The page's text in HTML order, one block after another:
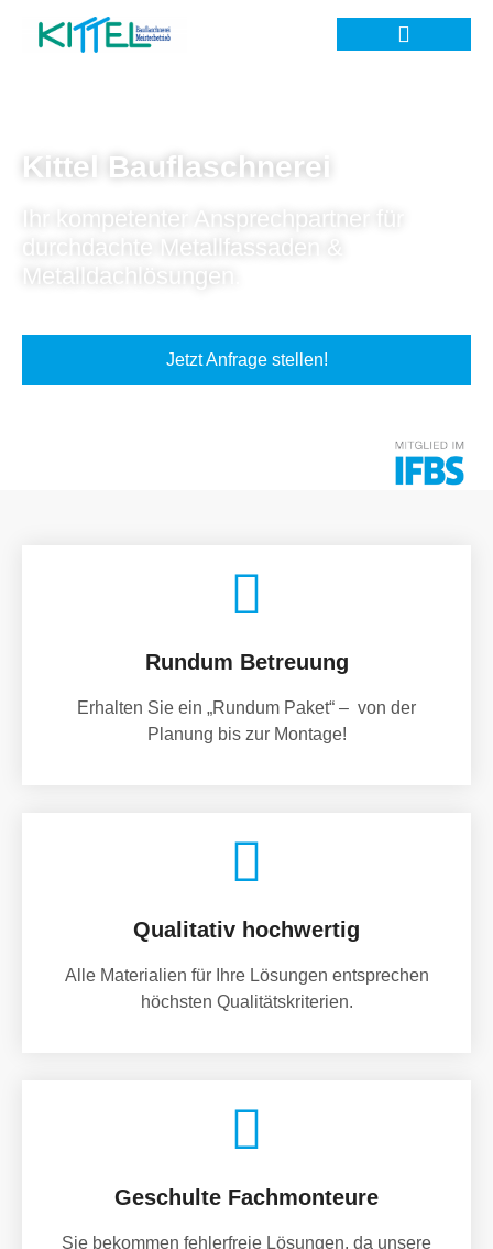
Kittel Bauflaschnerei
Ihr kompetenter Ansprechpartner für
durchdachte Metallfassaden &
Metalldachlösungen.
Jetzt Anfrage stellen!
Rundum Betreuung
Erhalten Sie ein „Rundum Paket“ – von der
Planung bis zur Montage!
Qualitativ hochwertig
Alle Materialien für Ihre Lösungen entsprechen
höchsten Qualitätskriterien.
Geschulte Fachmonteure
Sie bekommen fehlerfreie Lösungen, da unsere